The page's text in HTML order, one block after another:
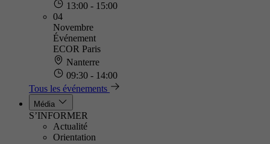
13:00 - 15:00
04
Novembre
Événement
ECOR Paris
Nanterre
09:30 - 14:00
Tous les événements
Média
S’INFORMER
Actualité
Orientation